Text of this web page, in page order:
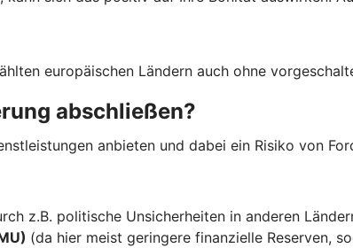
europäischen Ländern auch ohne
abschließen?
anbieten und dabei ein Risiko von
z.B. politische Unsicherheiten in anderen
(da hier meist geringere finanzielle Reserven,